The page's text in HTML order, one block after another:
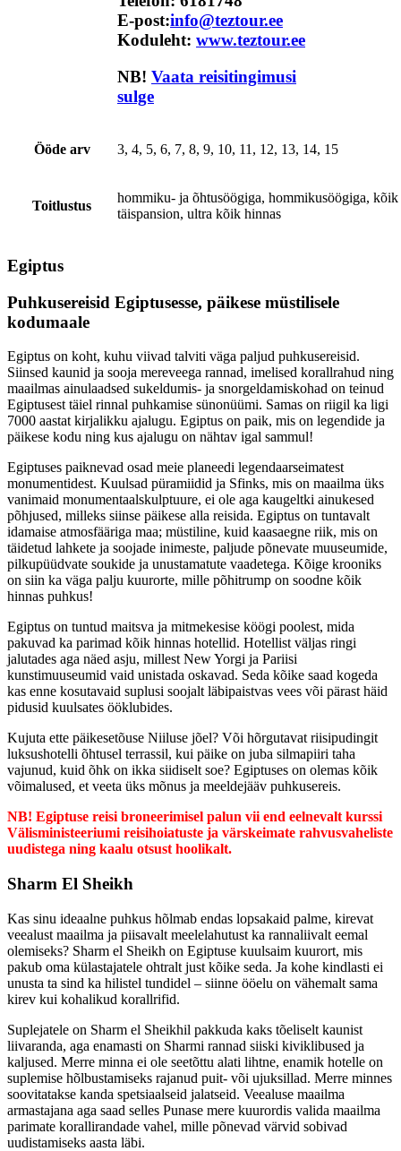
E-post:info@teztour.ee
Koduleht: www.teztour.ee
NB! Vaata reisitingimusi
sulge
Ööde arv 3, 4, 5, 6, 7, 8, 9, 10, 11, 12, 13, 14, 15
Toitlustus
hommiku- ja õhtusöögiga, hommikusöögiga, kõik
täispansion, ultra kõik hinnas
Egiptus
Puhkusereisid Egiptusesse, päikese müstilisele
kodumaale
Egiptus on koht, kuhu viivad talviti väga paljud puhkusereisid.
Siinsed kaunid ja sooja mereveega rannad, imelised korallrahud ning
maailmas ainulaadsed sukeldumis- ja snorgeldamiskohad on teinud
Egiptusest täiel rinnal puhkamise sünonüümi. Samas on riigil ka ligi
7000 aastat kirjalikku ajalugu. Egiptus on paik, mis on legendide ja
päikese kodu ning kus ajalugu on nähtav igal sammul!
Egiptuses paiknevad osad meie planeedi legendaarseimatest
monumentidest. Kuulsad püramiidid ja Sfinks, mis on maailma üks
vanimaid monumentaalskulptuure, ei ole aga kaugeltki ainukesed
põhjused, milleks siinse päikese alla reisida. Egiptus on tuntavalt
idamaise atmosfääriga maa; müstiline, kuid kaasaegne riik, mis on
täidetud lahkete ja soojade inimeste, paljude põnevate muuseumide,
pilkupüüdvate soukide ja unustamatute vaadetega. Kõige krooniks
on siin ka väga palju kuurorte, mille põhitrump on soodne kõik
hinnas puhkus!
Egiptus on tuntud maitsva ja mitmekesise köögi poolest, mida
pakuvad ka parimad kõik hinnas hotellid. Hotellist väljas ringi
jalutades aga näed asju, millest New Yorgi ja Pariisi
kunstimuuseumid vaid unistada oskavad. Seda kõike saad kogeda
kas enne kosutavaid suplusi soojalt läbipaistvas vees või pärast häid
pidusid kuulsates ööklubides.
Kujuta ette päikesetõuse Niiluse jõel? Või hõrgutavat riisipudingit
luksushotelli õhtusel terrassil, kui päike on juba silmapiiri taha
vajunud, kuid õhk on ikka siidiselt soe? Egiptuses on olemas kõik
võimalused, et veeta üks mõnus ja meeldejääv puhkusereis.
NB! Egiptuse reisi broneerimisel palun vii end eelnevalt kurssi
Välisministeeriumi reisihoiatuste ja värskeimate rahvusvaheliste
uudistega ning kaalu otsust hoolikalt.
Sharm El Sheikh
Kas sinu ideaalne puhkus hõlmab endas lopsakaid palme, kirevat
veealust maailma ja piisavalt meelelahutust ka rannaliivalt eemal
olemiseks? Sharm el Sheikh on Egiptuse kuulsaim kuurort, mis
pakub oma külastajatele ohtralt just kõike seda. Ja kohe kindlasti ei
unusta ta sind ka hilistel tundidel – siinne ööelu on vähemalt sama
kirev kui kohalikud korallrifid.
Suplejatele on Sharm el Sheikhil pakkuda kaks tõeliselt kaunist
liivaranda, aga enamasti on Sharmi rannad siiski kiviklibused ja
kaljused. Merre minna ei ole seetõttu alati lihtne, enamik hotelle on
suplemise hõlbustamiseks rajanud puit- või ujuksillad. Merre minnes
soovitatakse kanda spetsiaalseid jalatseid. Veealuse maailma
armastajana aga saad selles Punase mere kuurordis valida maailma
parimate korallirandade vahel, mille põnevad värvid sobivad
uudistamiseks aasta läbi.